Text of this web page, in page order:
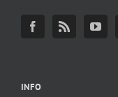
INFO